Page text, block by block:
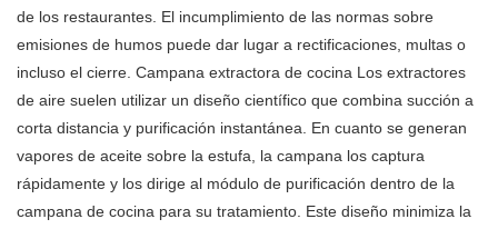
de los restaurantes. El incumplimiento de las normas sobre
emisiones de humos puede dar lugar a rectificaciones, multas o
incluso el cierre. Campana extractora de cocina Los extractores
de aire suelen utilizar un diseño científico que combina succión a
corta distancia y purificación instantánea. En cuanto se generan
vapores de aceite sobre la estufa, la campana los captura
rápidamente y los dirige al módulo de purificación dentro de la
campana de cocina para su tratamiento. Este diseño minimiza la